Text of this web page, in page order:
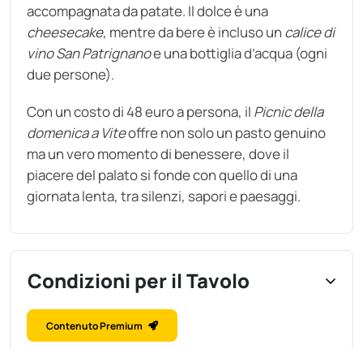
accompagnata da patate. Il dolce è una
cheesecake, mentre da bere è incluso un calice di
vino San Patrignanoe una bottiglia d’acqua (ogni
due persone).
Con un costo di 48 euro a persona, il Picnic della
domenica a Viteoffre non solo un pasto genuino
ma un vero momento di benessere, dove il
piacere del palato si fonde con quello di una
giornata lenta, tra silenzi, sapori e paesaggi.
Condizioni per il Tavolo
Contenuto Premium